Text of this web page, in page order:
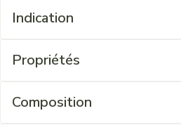
Indication
Propriétés
Composition